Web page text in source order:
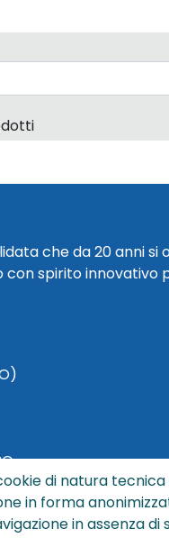
che da 20 anni si
con spirito innovativo
di natura
in forma
in assenza